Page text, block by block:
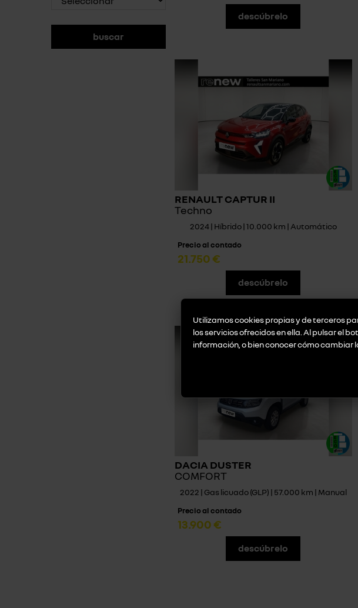
descúbrelo
RENAULT CAPTUR II
Techno
2024 | Híbrido | 10.000 km | Automático
Precio al contado
21.750 €
descúbrelo
DACIA DUSTER
COMFORT
2022 | Gas licuado (GLP) | 57.000 km | Manual
Precio al contado
13.900 €
descúbrelo
Utilizamos cookies propias y de terceros
los servicios ofrecidos en ella. Al pulsar el
información, o bien conocer cómo cambiar